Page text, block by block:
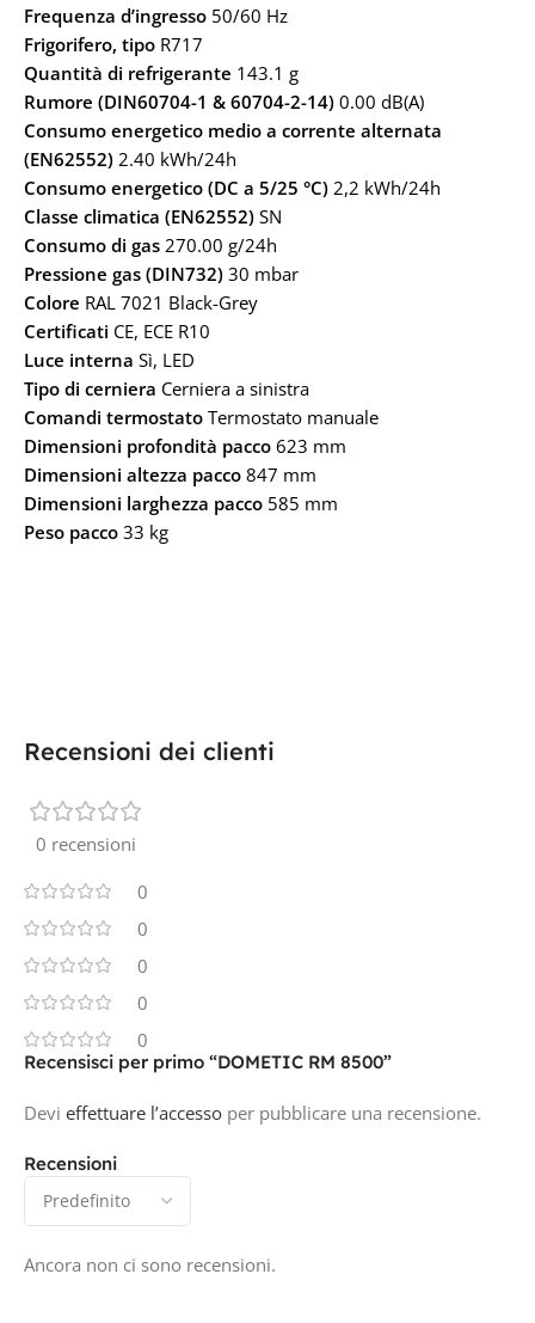
Frequenza d’ingresso 50/60 Hz
Frigorifero, tipo R717
Quantità di refrigerante 143.1 g
Rumore (DIN60704-1 & 60704-2-14) 0.00 dB(A)
Consumo energetico medio a corrente alternata
(EN62552) 2.40 kWh/24h
Consumo energetico (DC a 5/25 °C) 2,2 kWh/24h
Classe climatica (EN62552) SN
Consumo di gas 270.00 g/24h
Pressione gas (DIN732) 30 mbar
Colore RAL 7021 Black-Grey
Certificati CE, ECE R10
Luce interna Sì, LED
Tipo di cerniera Cerniera a sinistra
Comandi termostato Termostato manuale
Dimensioni profondità pacco 623 mm
Dimensioni altezza pacco 847 mm
Dimensioni larghezza pacco 585 mm
Peso pacco 33 kg
Recensioni dei clienti
0 recensioni
0
0
0
0
0
Recensioni
Ancora non ci sono recensioni.
Recensisci per primo “DOMETIC RM 8500”
Devi effettuare l’accesso per pubblicare una recensione.